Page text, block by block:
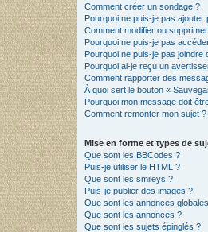
Comment créer un sondage ?
Pourquoi ne puis-je pas ajouter
Comment modifier ou
Pourquoi ne puis-je pas
Pourquoi ne puis-je pas
Pourquoi ai-je reçu un
Comment rapporter des
À quoi sert le bouton «
Pourquoi mon message doit
Comment remonter mon sujet ?
Mise en forme et types de
Que sont les BBCodes ?
Puis-je utiliser le HTML ?
Que sont les smileys ?
Puis-je publier des images ?
Que sont les annonces
Que sont les annonces ?
Que sont les sujets épinglés ?